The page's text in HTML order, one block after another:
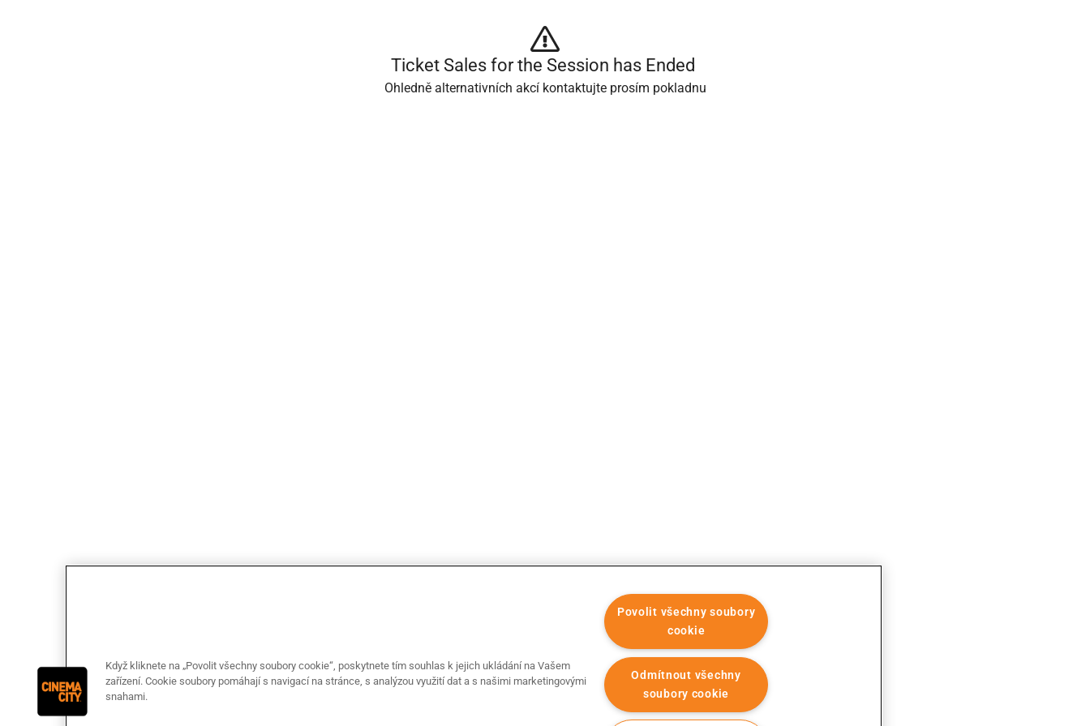
Ticket Sales for the Session has Ended
Ohledně alternativních akcí kontaktujte prosím pokladnu
Když kliknete na „Povolit všechny soubory cookie“, poskytnete tím souhlas k jejich ukládání na Vašem
zařízení. Cookie soubory pomáhají s navigací na stránce, s analýzou využití dat a s našimi marketingovými
snahami.
Povolit všechny soubory
cookie
Odmítnout všechny
soubory cookie